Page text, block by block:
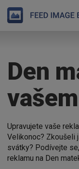
obsahu
Den
Upravujete vaše
Velikonoc? Zkoušeli
svátky? Podívejte
reklamu na Den